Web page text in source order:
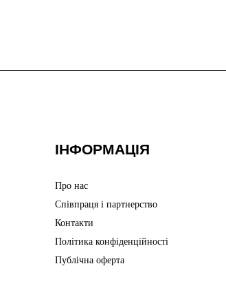
ІНФОРМАЦІЯ
Про нас
Співпраця і партнерство
Контакти
Політика конфіденційності
Публічна оферта